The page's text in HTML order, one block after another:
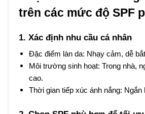
trên các mức độ SPF
1. Xác định nhu cầu cá nhân
Đặc điểm làn da: Nhạy cảm, dễ
Môi trường sinh hoạt: Trong nhà,
cao.
Thời gian tiếp xúc ánh nắng: Ngắn